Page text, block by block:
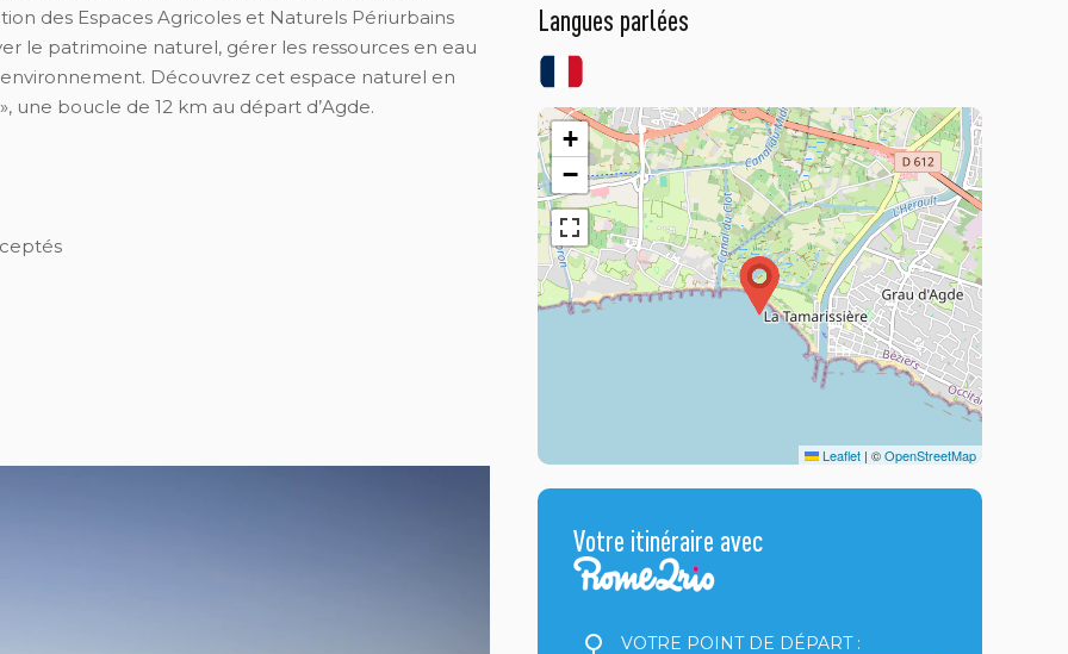
des Espaces Agricoles et Naturels Périurbains
le patrimoine naturel, gérer les ressources en eau
Découvrez cet espace naturel en
une boucle de 12 km au départ d’Agde.
Langues parlées
+
−
Leaflet | ©OpenStreetMap
Votre itinéraire avec
Votre